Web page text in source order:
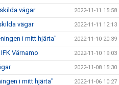
vägar 2022-11-11 15:58
vägar 2022-11-11 12:13
i mitt hjärta" 2022-11-10 20:39
Värnamo 2022-11-10 19:03
2022-11-08 15:30
i mitt hjärta" 2022-11-06 10:27